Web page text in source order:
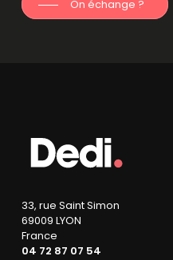
On échange ?
33, rue Saint Simon
69009 LYON
France
04 72 87 07 54